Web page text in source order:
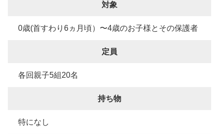
対象
0歳(首すわり6ヵ月頃）〜4歳のお子様とその保護者
定員
各回親子5組20名
持ち物
特になし